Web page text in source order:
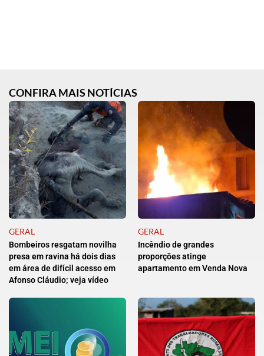
CONFIRA MAIS NOTÍCIAS
GERAL
Bombeiros resgatam novilha
presa em ravina há dois dias
em área de difícil acesso em
Afonso Cláudio; veja vídeo
GERAL
Incêndio de grandes
proporções atinge
apartamento em Venda Nova